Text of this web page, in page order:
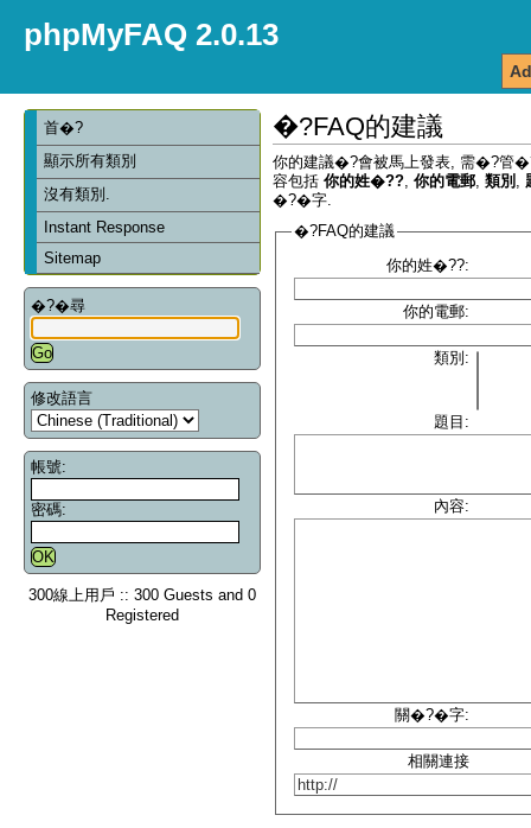
phpMyFAQ 2.0.13
首�?
顯示所有類別
沒有類別.
Instant Response
Sitemap
�?�尋
修改語言
帳號:
密碼:
300線上用戶 :: 300 Guests and 0
Registered
�?FAQ的建議
你的建議�?會被馬上發表, 需�?管
容包括 你的姓�?? 你的電郵 類別
�?�字.
�?FAQ的建議
你的姓�??:
你的電郵:
類別:
題目:
內容:
關�?�字:
相關連接